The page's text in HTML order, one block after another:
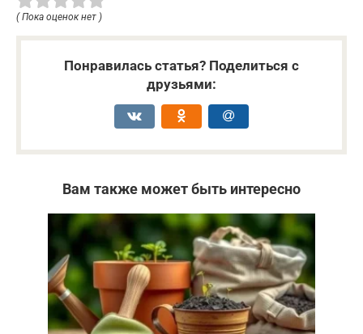
( Пока оценок нет )
Понравилась статья? Поделиться с
друзьями:
Вам также может быть интересно